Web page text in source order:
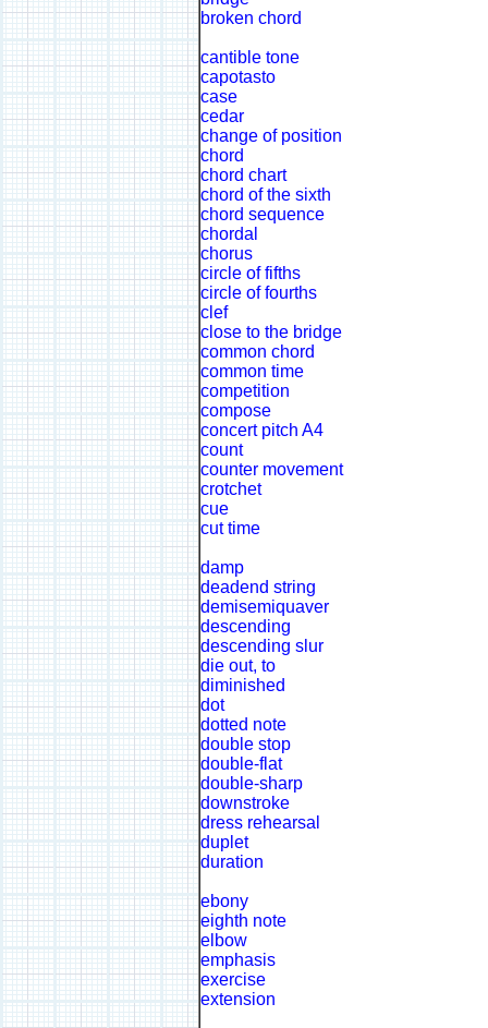
broken chord
cantible tone
capotasto
case
cedar
change of position
chord
chord chart
chord of the sixth
chord sequence
chordal
chorus
circle of fifths
circle of fourths
clef
close to the bridge
common chord
common time
competition
compose
concert pitch A4
count
counter movement
crotchet
cue
cut time
damp
deadend string
demisemiquaver
descending
descending slur
die out, to
diminished
dot
dotted note
double stop
double-flat
double-sharp
downstroke
dress rehearsal
duplet
duration
ebony
eighth note
elbow
emphasis
exercise
extension